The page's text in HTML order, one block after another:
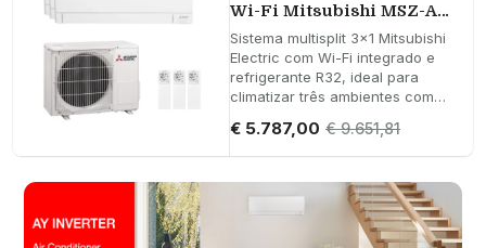
Wi-Fi Mitsubishi MSZ-AY
3,5 kW 12000 BTU
Sistema multisplit 3x1 Mitsubishi
Electric com Wi-Fi integrado e
refrigerante R32, ideal para
climatizar três ambientes com
nível de ruído e filtragem V-
Blocking para um conforto
€ 5.787,00 € 9.651,81